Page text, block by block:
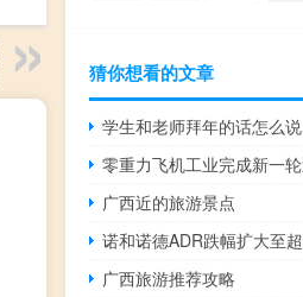
猜你想看的文章
学生和老师拜年的话怎么说
广西近的旅游景点
广西旅游推荐攻略